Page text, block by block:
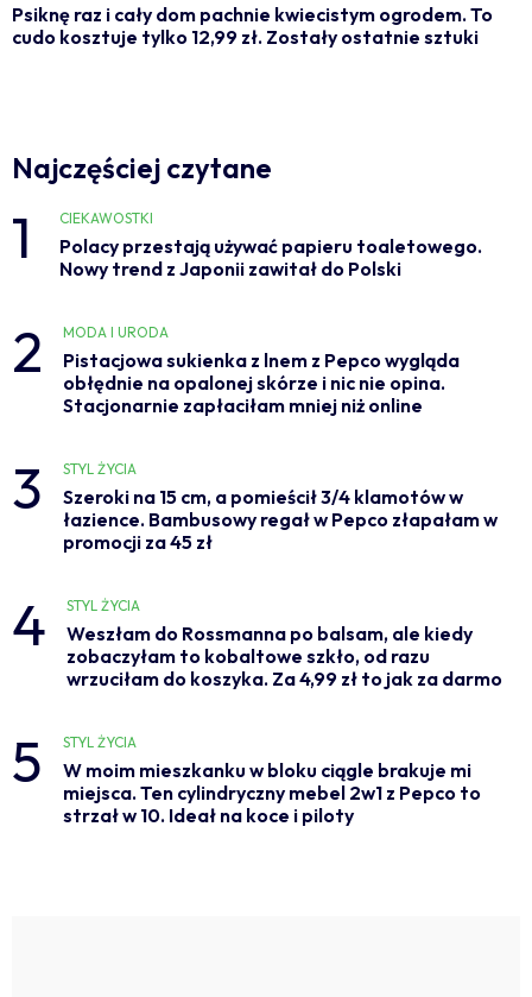
Psiknę raz i cały dom pachnie kwiecistym ogrodem. To
cudo kosztuje tylko 12,99 zł. Zostały ostatnie sztuki
Najczęściej czytane
1 CIEKAWOSTKI
Polacy przestają używać papieru toaletowego.
Nowy trend z Japonii zawitał do Polski
2 MODA I URODA
Pistacjowa sukienka z lnem z Pepco wygląda
obłędnie na opalonej skórze i nic nie opina.
Stacjonarnie zapłaciłam mniej niż online
3 STYL ŻYCIA
Szeroki na 15 cm, a pomieścił 3/4 klamotów w
łazience. Bambusowy regał w Pepco złapałam w
promocji za 45 zł
4 STYL ŻYCIA
Weszłam do Rossmanna po balsam, ale kiedy
zobaczyłam to kobaltowe szkło, od razu
wrzuciłam do koszyka. Za 4,99 zł to jak za darmo
5 STYL ŻYCIA
W moim mieszkanku w bloku ciągle brakuje mi
miejsca. Ten cylindryczny mebel 2w1 z Pepco to
strzał w 10. Ideał na koce i piloty